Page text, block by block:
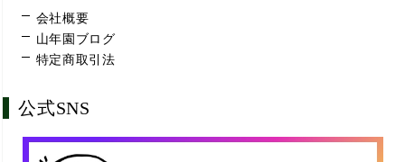
会社概要
山年園ブログ
特定商取引法
公式SNS